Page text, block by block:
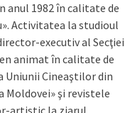
anul 1982 în calitate de
Activitatea la studioul
executiv al Secţiei
animat în calitate de
Uniunii Cineaştilor din
Moldovei» şi revistele
artistic la ziarul